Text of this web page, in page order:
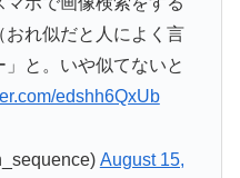
おれ似だと人によく言
と。いや似てないと
edshh6QxUb
August 15,